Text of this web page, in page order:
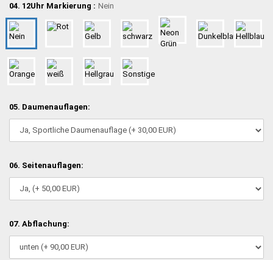
04. 12Uhr Markierung : Nein
05. Daumenauflagen:
06. Seitenauflagen:
07. Abflachung: